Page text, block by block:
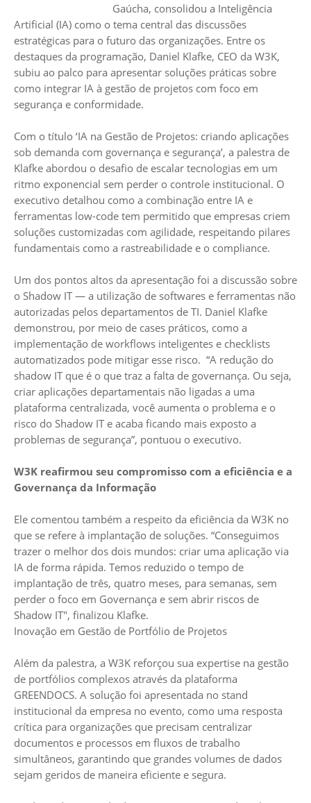
Gaúcha, consolidou a Inteligência
Artificial (IA) como o tema central das discussões
estratégicas para o futuro das organizações. Entre os
destaques da programação, Daniel Klafke, CEO da W3K,
subiu ao palco para apresentar soluções práticas sobre
como integrar IA à gestão de projetos com foco em
segurança e conformidade.
Com o título ‘IA na Gestão de Projetos: criando aplicações
sob demanda com governança e segurança’, a palestra de
Klafke abordou o desafio de escalar tecnologias em um
ritmo exponencial sem perder o controle institucional. O
executivo detalhou como a combinação entre IA e
ferramentas low-code tem permitido que empresas criem
soluções customizadas com agilidade, respeitando pilares
fundamentais como a rastreabilidade e o compliance.
Um dos pontos altos da apresentação foi a discussão sobre
o Shadow IT — a utilização de softwares e ferramentas não
autorizadas pelos departamentos de TI. Daniel Klafke
demonstrou, por meio de cases práticos, como a
implementação de workflows inteligentes e checklists
automatizados pode mitigar esse risco. “A redução do
shadow IT que é o que traz a falta de governança. Ou seja,
criar aplicações departamentais não ligadas a uma
plataforma centralizada, você aumenta o problema e o
risco do Shadow IT e acaba ficando mais exposto a
problemas de segurança”, pontuou o executivo.
W3K reafirmou seu compromisso com a eficiência e a
Governança da Informação
Ele comentou também a respeito da eficiência da W3K no
que se refere à implantação de soluções. “Conseguimos
trazer o melhor dos dois mundos: criar uma aplicação via
IA de forma rápida. Temos reduzido o tempo de
implantação de três, quatro meses, para semanas, sem
perder o foco em Governança e sem abrir riscos de
Shadow IT", finalizou Klafke.
Inovação em Gestão de Portfólio de Projetos
Além da palestra, a W3K reforçou sua expertise na gestão
de portfólios complexos através da plataforma
GREENDOCS. A solução foi apresentada no stand
institucional da empresa no evento, como uma resposta
crítica para organizações que precisam centralizar
documentos e processos em fluxos de trabalho
simultâneos, garantindo que grandes volumes de dados
sejam geridos de maneira eficiente e segura.